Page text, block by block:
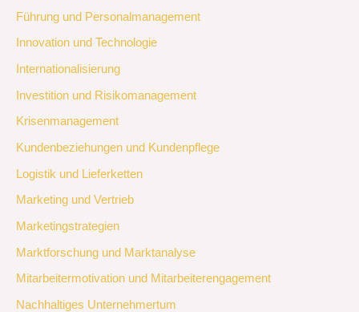
Führung und Personalmanagement
Innovation und Technologie
Internationalisierung
Investition und Risikomanagement
Krisenmanagement
Kundenbeziehungen und Kundenpflege
Logistik und Lieferketten
Marketing und Vertrieb
Marketingstrategien
Marktforschung und Marktanalyse
Mitarbeitermotivation und Mitarbeiterengagement
Nachhaltiges Unternehmertum